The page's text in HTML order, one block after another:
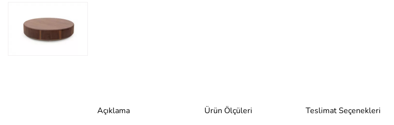
Açıklama Ürün Ölçüleri Teslimat Seçenekleri